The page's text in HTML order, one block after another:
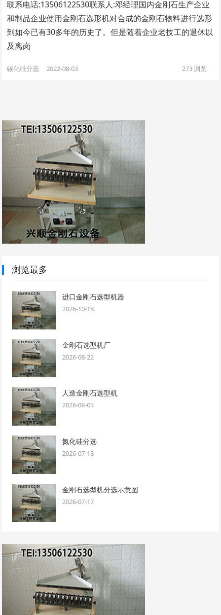
联系电话:13506122530联系人:邓经理国内金刚石生产企业
和制品企业使用金刚石选形机对合成的金刚石物料进行选形
到如今已有30多年的历史了。但是随着企业老技工的退休以
及离岗
碳化硅分选 2022-08-03 273浏览
章
翻
浏览最多
进口金刚石选型机器
2026-10-18
金刚石选型机厂
2026-08-22
人造金刚石选型机
2026-08-03
氮化硅分选
2026-07-18
金刚石选型机分选示意图
2026-07-17